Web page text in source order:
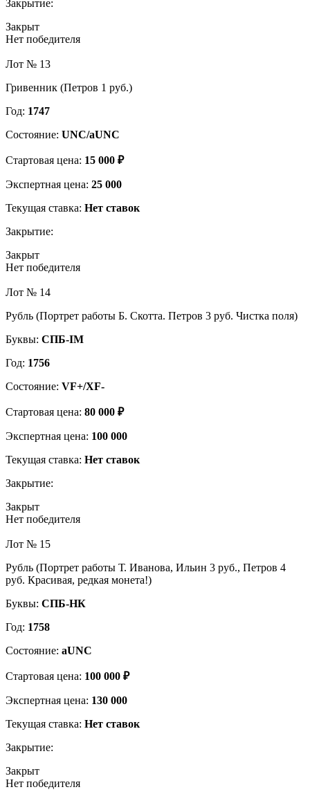
Закрытие:
Закрыт
Нет победителя
Лот № 13
Гривенник (Петров 1 руб.)
Год: 1747
Состояние: UNC/aUNC
Стартовая цена: 15 000 ₽
Экспертная цена: 25 000
Текущая ставка: Нет ставок
Закрытие:
Закрыт
Нет победителя
Лот № 14
Рубль (Портрет работы Б. Скотта. Петров 3 руб. Чистка поля)
Буквы: СПБ-IM
Год: 1756
Состояние: VF+/XF-
Стартовая цена: 80 000 ₽
Экспертная цена: 100 000
Текущая ставка: Нет ставок
Закрытие:
Закрыт
Нет победителя
Лот № 15
Рубль (Портрет работы Т. Иванова, Ильин 3 руб., Петров 4
руб. Красивая, редкая монета!)
Буквы: СПБ-НК
Год: 1758
Состояние: aUNC
Стартовая цена: 100 000 ₽
Экспертная цена: 130 000
Текущая ставка: Нет ставок
Закрытие:
Закрыт
Нет победителя